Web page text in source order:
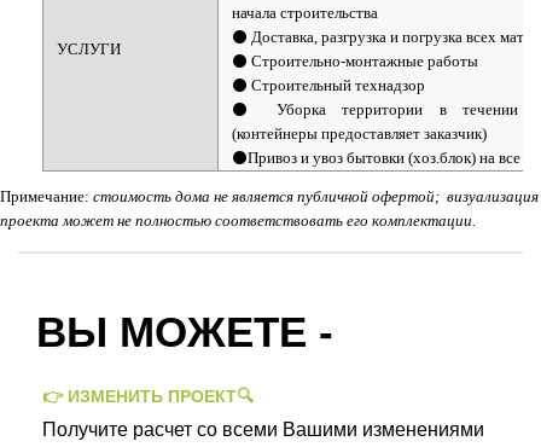
УСЛУГИ
начала строительства
⚫ Доставка, разгрузка и погрузка всех
⚫ Строительно-монтажные работы
⚫ Строительный технадзор
⚫ Уборка территории в течении
(контейнеры предоставляет заказчик)
⚫Привоз и увоз бытовки (хоз.блок) на все
Примечание: стоимость дома не является публичной офертой; визуализация
проекта может не полностью соответствовать его комплектации.
ВЫ МОЖЕТЕ -
👉 ИЗМЕНИТЬ ПРОЕКТ🔍
Получите расчет со всеми Вашими изменениями